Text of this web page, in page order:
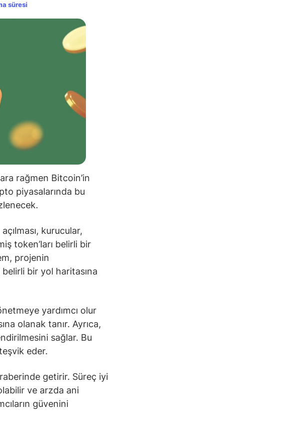
süresi
rağmen Bitcoin’in
piyasalarında bu
kurucular,
token’ları belirli bir
projenin
bir yol haritasına
yardımcı olur
olanak tanır. Ayrıca,
sağlar. Bu
eder.
getirir. Süreç iyi
ve arzda ani
güvenini